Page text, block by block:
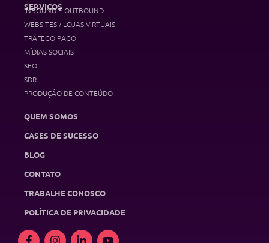
SERVIÇOS
INBOUND E OUTBOUND
WEBSITES / LOJAS VIRTUAIS
TRÁFEGO PAGO
MÍDIAS SOCIAIS
SEO
SDR
PRODUÇÃO DE CONTEÚDO
QUEM SOMOS
CASES DE SUCESSO
BLOG
CONTATO
TRABALHE CONOSCO
POLÍTICA DE PRIVACIDADE